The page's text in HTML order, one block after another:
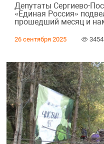
Депутаты Сергиево-
«Единая Россия»
прошедший месяц и
26 сентября 2025 3454